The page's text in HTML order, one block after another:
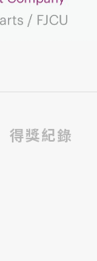
得獎紀錄